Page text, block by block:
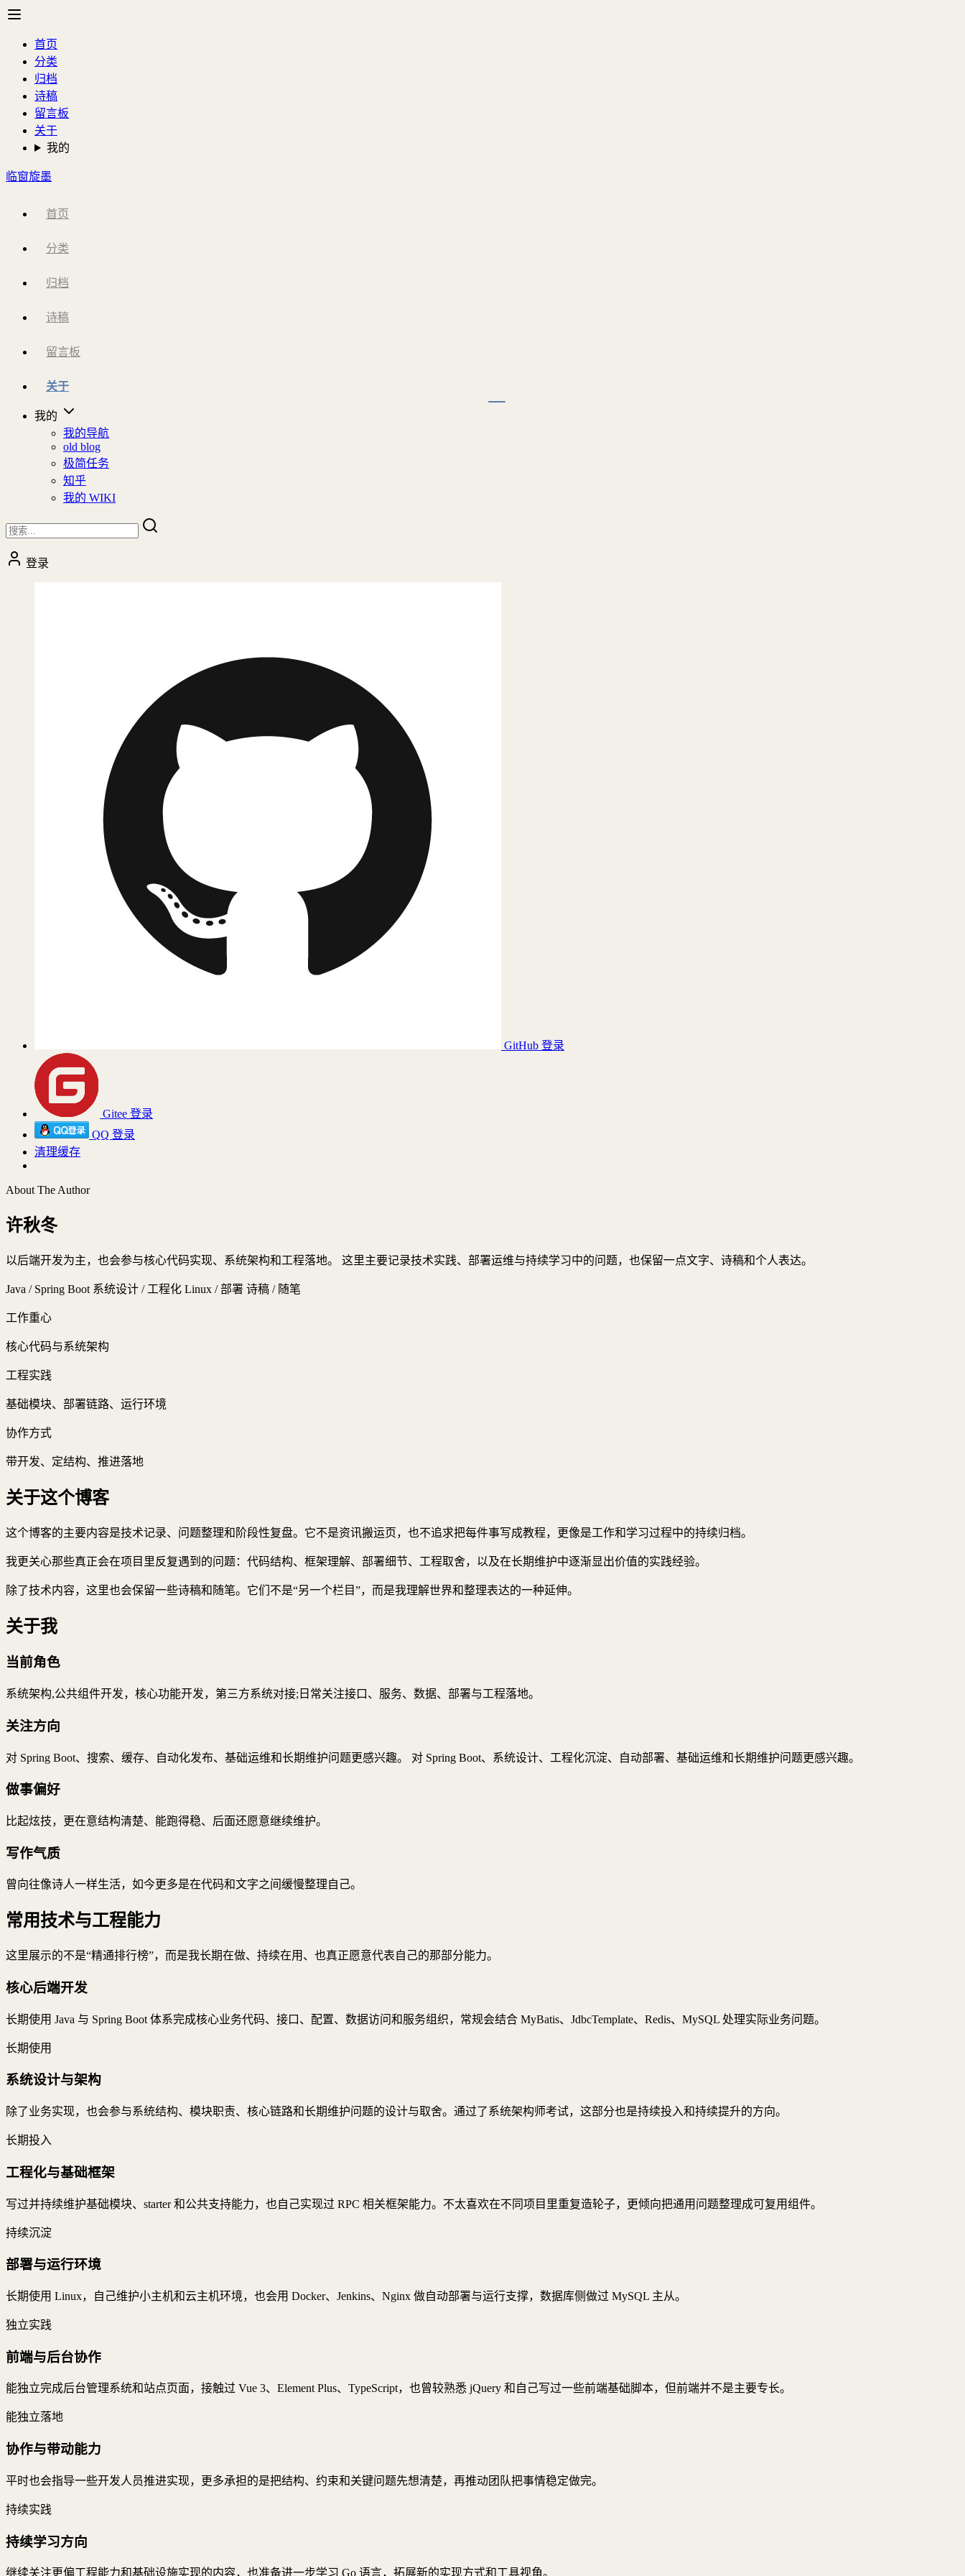
首页
分类
归档
诗稿
留言板
关于
我的
临窗旋墨
首页
分类
归档
诗稿
留言板
关于
我的
我的导航
old blog
极简任务
知乎
我的 WIKI
登录
GitHub 登录
Gitee 登录
QQ 登录
清理缓存
About The Author
许秋冬
以后端开发为主，也会参与核心代码实现、系统架构和工程落地。 这里主要记录技术实践、部署运维与持续学习中的问题，也保留一点文字、诗稿和个人表达。
Java / Spring Boot 系统设计 / 工程化 Linux / 部署 诗稿 / 随笔
工作重心
核心代码与系统架构
工程实践
基础模块、部署链路、运行环境
协作方式
带开发、定结构、推进落地
关于这个博客
这个博客的主要内容是技术记录、问题整理和阶段性复盘。它不是资讯搬运页，也不追求把每件事写成教程，更像是工作和学习过程中的持续归档。
我更关心那些真正会在项目里反复遇到的问题：代码结构、框架理解、部署细节、工程取舍，以及在长期维护中逐渐显出价值的实践经验。
除了技术内容，这里也会保留一些诗稿和随笔。它们不是“另一个栏目”，而是我理解世界和整理表达的一种延伸。
关于我
当前角色
系统架构,公共组件开发，核心功能开发，第三方系统对接;日常关注接口、服务、数据、部署与工程落地。
关注方向
对 Spring Boot、搜索、缓存、自动化发布、基础运维和长期维护问题更感兴趣。 对 Spring Boot、系统设计、工程化沉淀、自动部署、基础运维和长期维护问题更感兴趣。
做事偏好
比起炫技，更在意结构清楚、能跑得稳、后面还愿意继续维护。
写作气质
曾向往像诗人一样生活，如今更多是在代码和文字之间缓慢整理自己。
常用技术与工程能力
这里展示的不是“精通排行榜”，而是我长期在做、持续在用、也真正愿意代表自己的那部分能力。
核心后端开发
长期使用 Java 与 Spring Boot 体系完成核心业务代码、接口、配置、数据访问和服务组织，常规会结合 MyBatis、JdbcTemplate、Redis、MySQL 处理实际业务问题。
长期使用
系统设计与架构
除了业务实现，也会参与系统结构、模块职责、核心链路和长期维护问题的设计与取舍。通过了系统架构师考试，这部分也是持续投入和持续提升的方向。
长期投入
工程化与基础框架
写过并持续维护基础模块、starter 和公共支持能力，也自己实现过 RPC 相关框架能力。不太喜欢在不同项目里重复造轮子，更倾向把通用问题整理成可复用组件。
持续沉淀
部署与运行环境
长期使用 Linux，自己维护小主机和云主机环境，也会用 Docker、Jenkins、Nginx 做自动部署与运行支撑，数据库侧做过 MySQL 主从。
独立实践
前端与后台协作
能独立完成后台管理系统和站点页面，接触过 Vue 3、Element Plus、TypeScript，也曾较熟悉 jQuery 和自己写过一些前端基础脚本，但前端并不是主要专长。
能独立落地
协作与带动能力
平时也会指导一些开发人员推进实现，更多承担的是把结构、约束和关键问题先想清楚，再推动团队把事情稳定做完。
持续实践
持续学习方向
继续关注更偏工程能力和基础设施实现的内容，也准备进一步学习 Go 语言，拓展新的实现方式和工具视角。